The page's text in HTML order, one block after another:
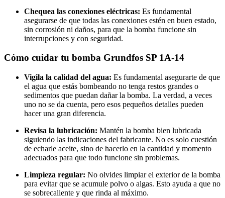
Chequea las conexiones eléctricas: Es fundamental
asegurarse de que todas las conexiones estén en buen estado,
sin corrosión ni daños, para que la bomba funcione sin
interrupciones y con seguridad.
Cómo cuidar tu bomba Grundfos SP 1A-14
Vigila la calidad del agua: Es fundamental asegurarte de que
el agua que estás bombeando no tenga restos grandes o
sedimentos que puedan dañar la bomba. La verdad, a veces
uno no se da cuenta, pero esos pequeños detalles pueden
hacer una gran diferencia.
Revisa la lubricación: Mantén la bomba bien lubricada
siguiendo las indicaciones del fabricante. No es solo cuestión
de echarle aceite, sino de hacerlo en la cantidad y momento
adecuados para que todo funcione sin problemas.
Limpieza regular: No olvides limpiar el exterior de la bomba
para evitar que se acumule polvo o algas. Esto ayuda a que no
se sobrecaliente y que rinda al máximo.